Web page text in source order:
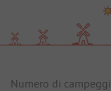
Numero di campeggi